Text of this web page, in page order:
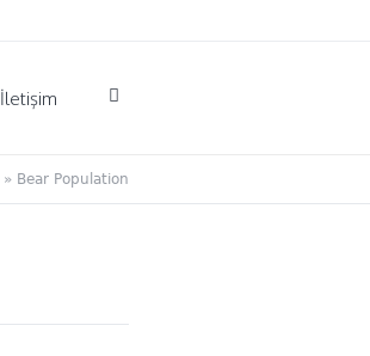
İletişim
» Bear Population